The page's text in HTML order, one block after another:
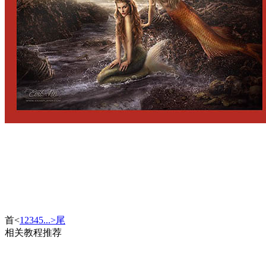
首<1 2345...>尾
相关教程推荐